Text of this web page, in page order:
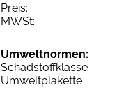
Preis:
MWSt:
Umweltnormen:
Schadstoffklasse
Umweltplakette